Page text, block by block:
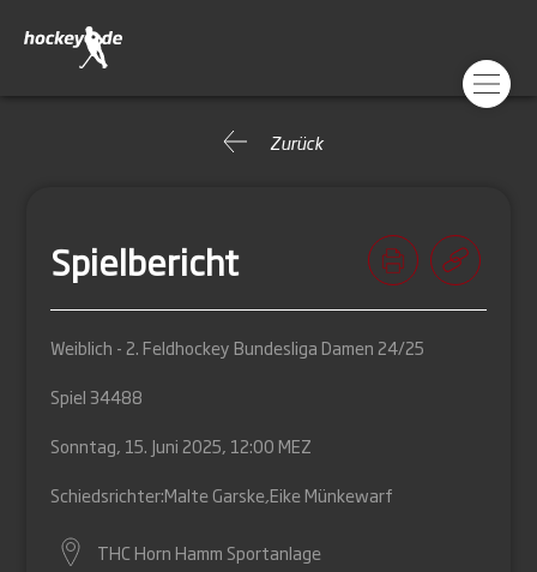
Zurück
Spielbericht
Weiblich - 2. Feldhockey Bundesliga Damen 24/25
Spiel 34488
Sonntag, 15. Juni 2025, 12:00 MEZ
Schiedsrichter:Malte Garske,Eike Münkewarf
THC Horn Hamm Sportanlage